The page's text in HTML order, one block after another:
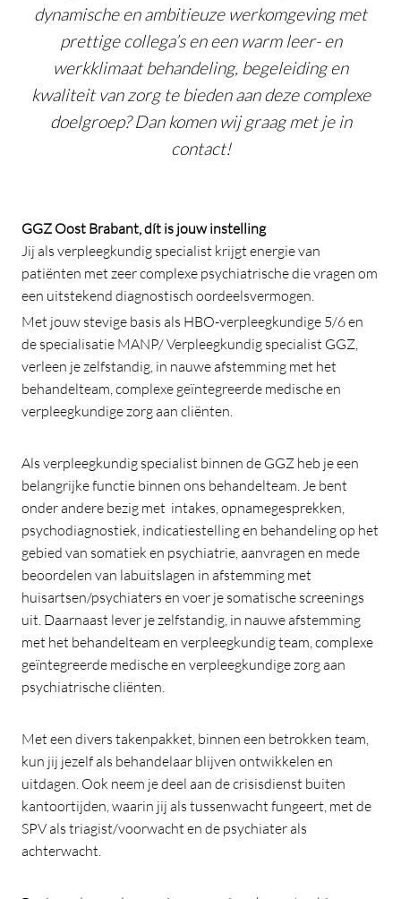
dynamische en ambitieuze werkomgeving met
prettige collega’s en een warm leer- en
werkklimaat behandeling, begeleiding en
kwaliteit van zorg te bieden aan deze complexe
doelgroep? Dan komen wij graag met je in
contact!
GGZ Oost Brabant, dít is jouw instelling
Jij als verpleegkundig specialist krijgt energie van
patiënten met zeer complexe psychiatrische die vragen om
een uitstekend diagnostisch oordeelsvermogen.
Met jouw stevige basis als HBO-verpleegkundige 5/6 en
de specialisatie MANP/ Verpleegkundig specialist GGZ,
verleen je zelfstandig, in nauwe afstemming met het
behandelteam, complexe geïntegreerde medische en
verpleegkundige zorg aan cliënten.
Als verpleegkundig specialist binnen de GGZ heb je een
belangrijke functie binnen ons behandelteam. Je bent
onder andere bezig met intakes, opnamegesprekken,
psychodiagnostiek, indicatiestelling en behandeling op het
gebied van somatiek en psychiatrie, aanvragen en mede
beoordelen van labuitslagen in afstemming met
huisartsen/psychiaters en voer je somatische screenings
uit. Daarnaast lever je zelfstandig, in nauwe afstemming
met het behandelteam en verpleegkundig team, complexe
geïntegreerde medische en verpleegkundige zorg aan
psychiatrische cliënten.
Met een divers takenpakket, binnen een betrokken team,
kun jij jezelf als behandelaar blijven ontwikkelen en
uitdagen. Ook neem je deel aan de crisisdienst buiten
kantoortijden, waarin jij als tussenwacht fungeert, met de
SPV als triagist/voorwacht en de psychiater als
achterwacht.